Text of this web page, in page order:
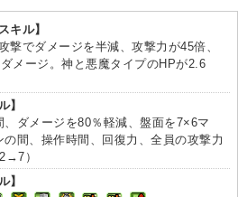
キル】
撃でダメージを半減、攻撃力が45倍、
メージ。神と悪魔タイプのHPが2.6
】
、ダメージを80％軽減、盤面を7×6マ
の間、操作時間、回復力、全員の攻撃力
）
】